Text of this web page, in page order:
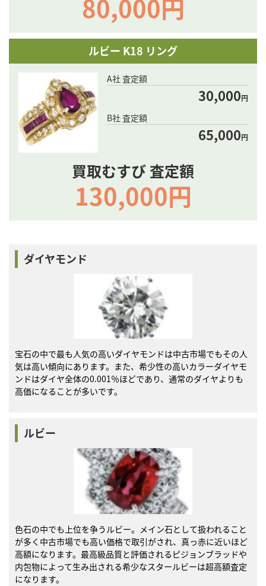
80,000円
ルビー K18 リング
A社 査定額
30,000円
B社 査定額
65,000円
買取むすび 査定額
130,000円
ダイヤモンド
宝石の中で最も人気の高いダイヤモンドは中古市場でもその人
気は高い傾向にあります。また、希少性の高いカラーダイヤモ
ンドはダイヤ全体の0.001％ほどであり、通常のダイヤよりも
高価になることが多いです。
ルビー
色石の中でも上位を争うルビー。メイン石として扱われること
が多く中古市場でも高い価格で取引がされ、真っ赤に近いほど
高額になります。最高級品質と評価されるピジョンブラッドや
内包物によって生み出される希少なスタールビーは超高額査定
になります。